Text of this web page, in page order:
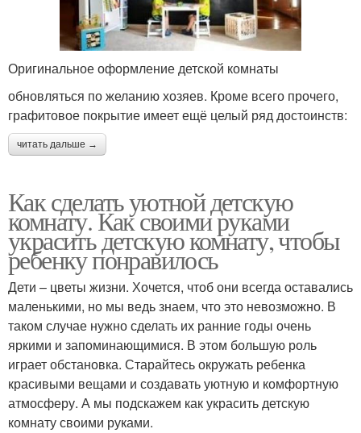
Оригинальное оформление детской комнаты
обновляться по желанию хозяев. Кроме всего прочего,
графитовое покрытие имеет ещё целый ряд достоинств:
читать дальше →
Как сделать уютной детскую
комнату. Как своими руками
украсить детскую комнату, чтобы
ребенку понравилось
Дети – цветы жизни. Хочется, чтоб они всегда оставались
маленькими, но мы ведь знаем, что это невозможно. В
таком случае нужно сделать их ранние годы очень
яркими и запоминающимися. В этом большую роль
играет обстановка. Старайтесь окружать ребенка
красивыми вещами и создавать уютную и комфортную
атмосферу. А мы подскажем как украсить детскую
комнату своими руками.